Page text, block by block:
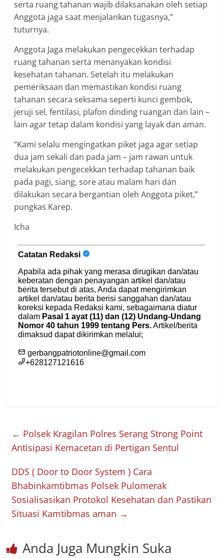
serta ruang tahanan wajib dilaksanakan oleh setiap
Anggota jaga saat menjalankan tugasnya,”
tuturnya.
Anggota Jaga melakukan pengecekkan terhadap
ruang tahanan serta menanyakan kondisi
kesehatan tahanan. Setelah itu melakukan
pemeriksaan dan memastikan kondisi ruang
tahanan secara seksama seperti kunci gembok,
jeruji sel, fentilasi, plafon dinding ruangan dan lain –
lain agar tetap dalam kondisi yang layak dan aman.
“Kami selalu mengingatkan piket jaga agar setiap
dua jam sekali dan pada jam – jam rawan untuk
melakukan pengecekkan terhadap tahanan baik
pada pagi, siang, sore atau malam hari dan
dilakukan secara bergantian oleh Anggota piket,”
pungkas Karep.
Icha
← Polsek Kragilan Polres Serang Strong Point
Antisipasi Kemacetan di Pertigan Sentul
DDS ( Door to Door System ) Cara
Bhabinkamtibmas Polsek Pulomerak
Sosialisasikan Protokol Kesehatan dan Pastikan
Situasi Kamtibmas aman →
Anda Juga Mungkin Suka